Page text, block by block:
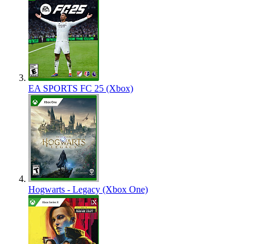
EA SPORTS FC 25 (Xbox)
Hogwarts - Legacy (Xbox One)